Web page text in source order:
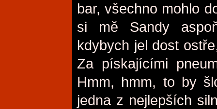
bar, všechno mohlo
si mě Sandy
kdybych jel dost
Za pískajícími
Hmm, hmm, to by
jedna z nejlepších